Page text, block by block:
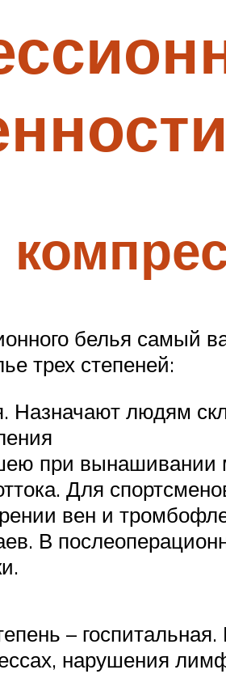
белья самый
трех степеней:
Назначают людям
при вынашивании
Для
вен и
В
–
нарушения